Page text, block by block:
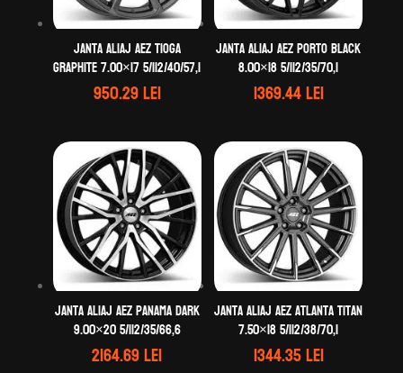
Janta aliaj AEZ Tioga
graphite 7.00×17 5/112/40/57,1
950.29lei
Janta aliaj AEZ Porto black
8.00×18 5/112/35/70,1
1369.44lei
Janta aliaj AEZ Panama dark
9.00×20 5/112/35/66,6
2164.69lei
Janta aliaj AEZ Atlanta titan
7.50×18 5/112/38/70,1
1344.35lei